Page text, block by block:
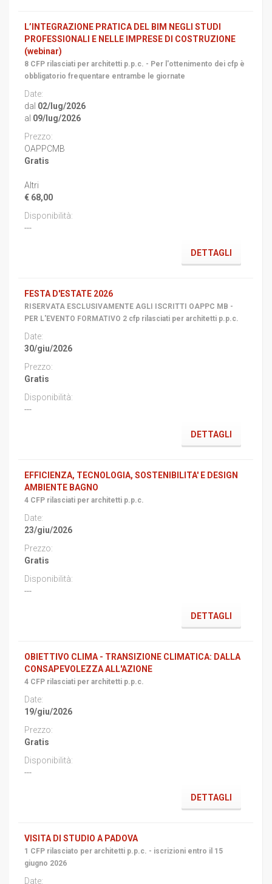
L’INTEGRAZIONE PRATICA DEL BIM NEGLI STUDI
PROFESSIONALI E NELLE IMPRESE DI COSTRUZIONE
(webinar)
8 CFP rilasciati per architetti p.p.c. - Per l'ottenimento dei cfp è
obbligatorio frequentare entrambe le giornate
dal 02/lug/2026
al 09/lug/2026
OAPPCMB
Gratis
Altri
€ 68,00
---
DETTAGLI
FESTA D'ESTATE 2026
RISERVATA ESCLUSIVAMENTE AGLI ISCRITTI OAPPC MB -
PER L'EVENTO FORMATIVO 2 cfp rilasciati per architetti p.p.c.
30/giu/2026
Gratis
---
DETTAGLI
EFFICIENZA, TECNOLOGIA, SOSTENIBILITA' E DESIGN
AMBIENTE BAGNO
4 CFP rilasciati per architetti p.p.c.
23/giu/2026
Gratis
---
DETTAGLI
OBIETTIVO CLIMA - TRANSIZIONE CLIMATICA: DALLA
CONSAPEVOLEZZA ALL'AZIONE
4 CFP rilasciati per architetti p.p.c.
19/giu/2026
Gratis
---
DETTAGLI
VISITA DI STUDIO A PADOVA
1 CFP rilasciato per architetti p.p.c. - iscrizioni entro il 15
giugno 2026